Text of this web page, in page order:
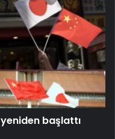
başlattı